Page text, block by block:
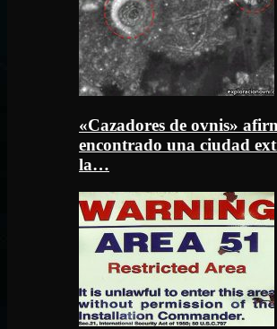
«Cazadores de ovnis»
encontrado una ciudad
la…